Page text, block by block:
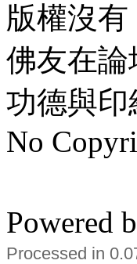
版權沒
佛友在論
功德與印
No
Powered
Processed in